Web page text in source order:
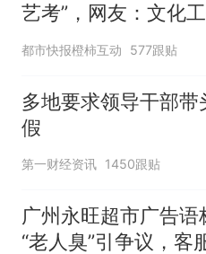
艺考”，网友：文化
一定要有文化，这句
都市快报橙柿互动 577跟贴
多地要求领导干部带
假
第一财经资讯 1450跟贴
广州永旺超市广告语
“老人臭”引争议，客